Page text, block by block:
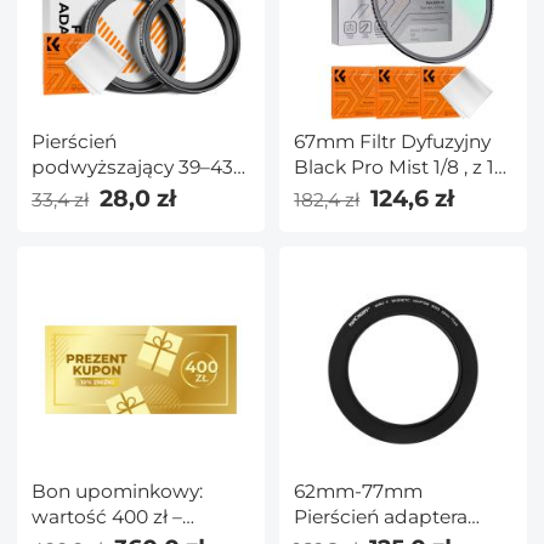
Pierścień
podwyższający 39–43
mm Aluminiowy
pierścień
czyszczenia
33,4 zł 28,0 zł
67mm Filtr Dyfuzyjny
Black Pro Mist 1/8 , z 18
Warstw Nanopowłoki i
3 ściereczkami
182,4 zł 124,6 zł
Bon upominkowy:
wartość 400 zł –
62mm-77mm
Pierścień adaptera